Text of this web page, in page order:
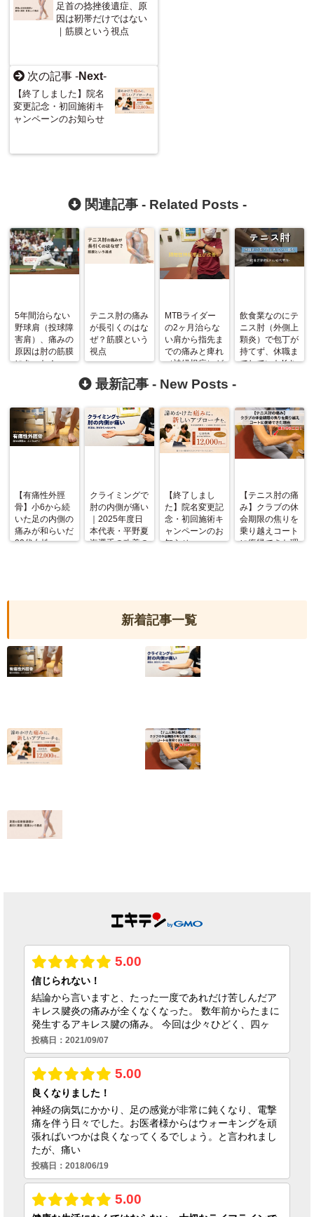
足首の捻挫後遺症、原
因は靭帯だけではない
｜筋膜という視点
次の記事 -Next-
【終了しました】院名
変更記念・初回施術キ
ャンペーンのお知らせ
関連記事 - Related Posts -
5年間治らない
野球肩（投球障
害肩）、痛みの
原因は肘の筋膜
にあった！
テニス肘の痛み
が長引くのはな
ぜ？筋膜という
視点
MTBライダー
の2ヶ月治らな
い肩から指先ま
での痛みと痺れ
（神経根症）が
善⁉︎
飲食業なのにテ
ニス肘（外側上
顆炎）で包丁が
持てず、休職ま
でしていたKさ
最新記事 - New Posts -
【有痛性外脛
骨】小6から続
いた足の内側の
痛みが和らいだ
20代女性
クライミングで
肘の内側が痛い
｜2025年度日
本代表・平野夏
海選手の改善の
【終了しまし
た】院名変更記
念・初回施術キ
ャンペーンのお
知らせ
【テニス肘の痛
み】クラブの休
会期限の焦りを
乗り越えコート
に復帰できた理
新着記事一覧
【有痛性外脛骨】
小6から続いた足
の内側の痛みが和
らいだ20代女性
クライミングで肘
の内側が痛い｜
2025年度日本代
表・平野夏海選手
【終了しました】
院名変更記念・初
回施術キャンペー